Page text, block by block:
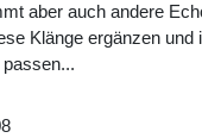
aber auch andere
Klänge ergänzen und
passen...